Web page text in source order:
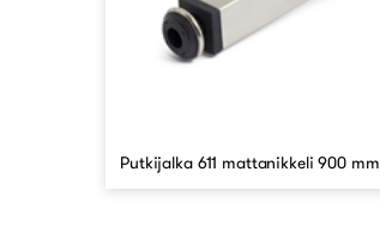
Putkijalka 611 mattanikkeli 900 mm